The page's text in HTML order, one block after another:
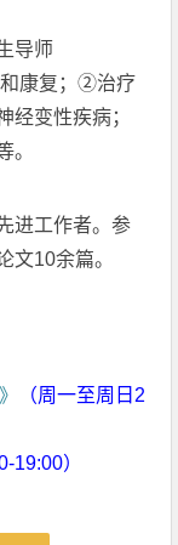
导师
康复；②治疗
变性疾病；
。
进工作者。参
文10余篇。
（周一至周日2
19:00）